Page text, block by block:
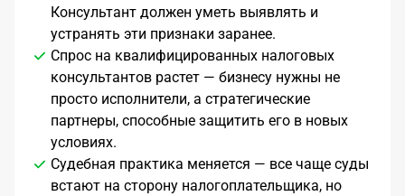
Консультант должен уметь выявлять и
устранять эти признаки заранее.
Спрос на квалифицированных налоговых
консультантов растет — бизнесу нужны не
просто исполнители, а стратегические
партнеры, способные защитить его в новых
условиях.
Судебная практика меняется — все чаще суды
встают на сторону налогоплательщика, но